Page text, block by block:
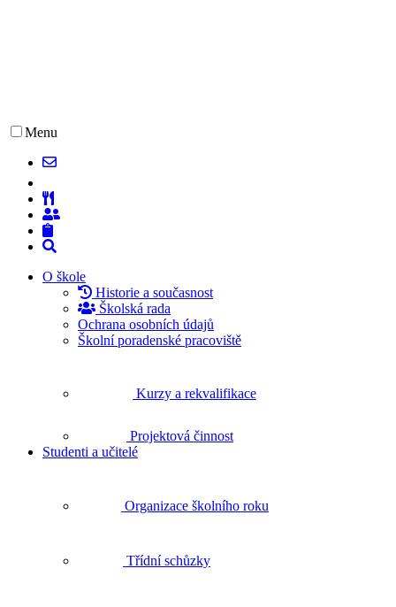
Menu
O škole
Historie a současnost
Školská rada
Ochrana osobních údajů
Školní poradenské pracoviště
Kurzy a rekvalifikace
Projektová činnost
Studenti a učitelé
Organizace školního roku
Třídní schůzky